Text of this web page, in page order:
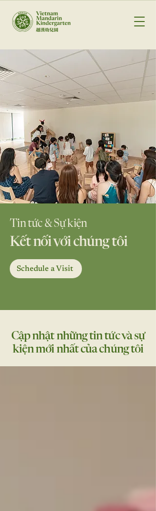
Tin tức & Sự kiện
Kết nốivới chúng tôi
Schedule a Visit
Cập nhật những tin tức và sự
kiện mới nhất của chúng tôi